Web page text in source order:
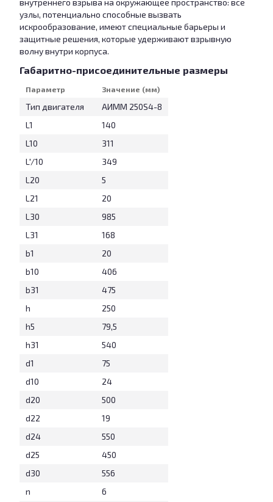
внутреннего взрыва на окружающее пространство: все
узлы, потенциально способные вызвать
искрообразование, имеют специальные барьеры и
защитные решения, которые удерживают взрывную
волну внутри корпуса.
Габаритно-присоединительные размеры
Параметр Значение (мм)
Тип двигателя
АИММ 250S4-8
L1
140
L10
311
L'/10
349
L20
5
L21
20
L30
985
L31
168
b1
20
b10
406
b31
475
h
250
h5
79,5
h31
540
d1
75
d10
24
d20
500
d22
19
d24
550
d25
450
d30
556
n
6